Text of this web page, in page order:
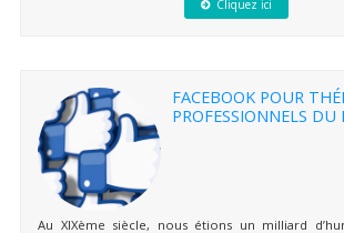
Cliquez ici
FACEBOOK POUR
PROFESSIONNELS DU
Au XIXème siècle, nous étions un milliard